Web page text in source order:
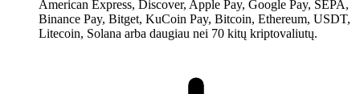
American Express, Discover, Apple Pay, Google Pay, SEPA,
Binance Pay, Bitget, KuCoin Pay, Bitcoin, Ethereum, USDT,
Litecoin, Solana arba daugiau nei 70 kitų kriptovaliutų.